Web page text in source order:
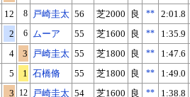
12 8 戸崎圭太 56 芝2000 良 ** 2:01.8
2 6 ムーア 55 芝1600 良 ** 1:35.9
4 3 戸崎圭太 55 芝1800 良 ** 1:47.6
5 1 石橋脩 55 芝1800 良 ** 1:49.0
3 12 戸崎圭太 54 芝1600 良 ** 1:38.8